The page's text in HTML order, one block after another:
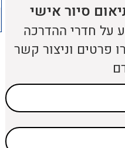
סיור אישי
על חדרי ההדרכה
פרטים וניצור קשר